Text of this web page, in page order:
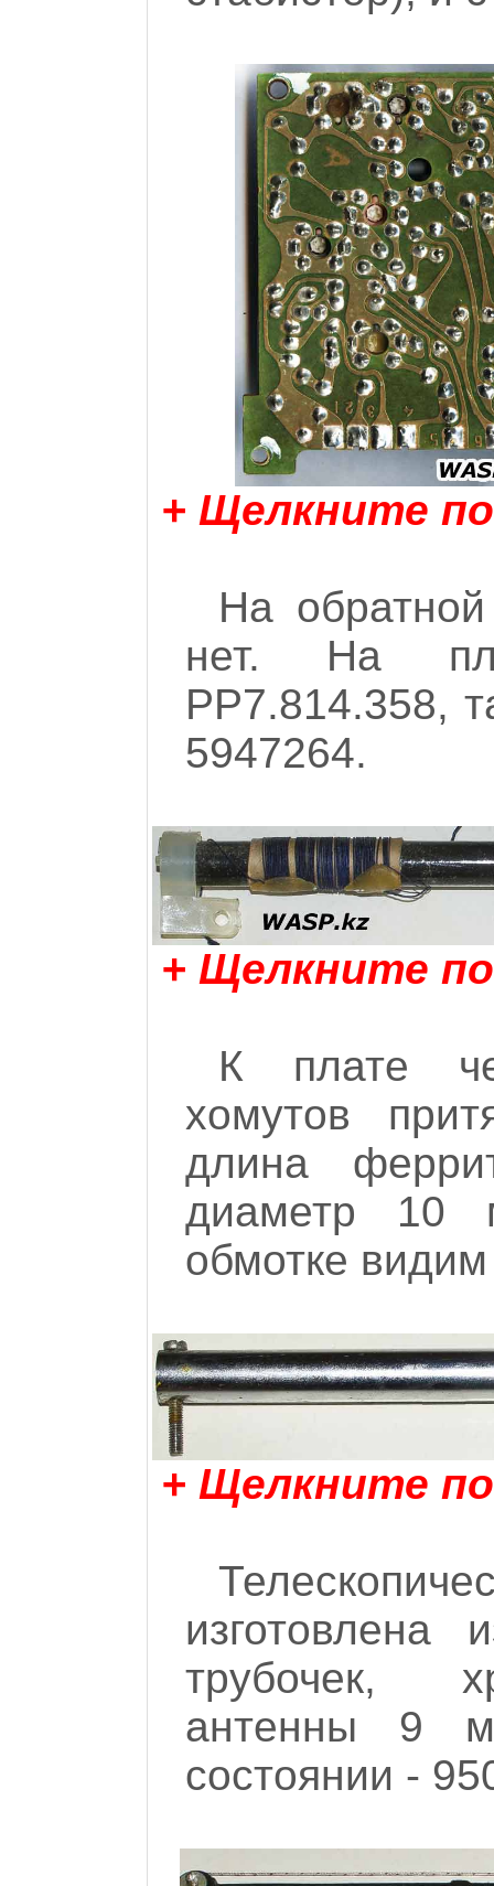
+ Щелкните
На
нет. На
РР7.814.358,
5947264.
+ Щелкните
К плате
хомутов
длина
диаметр 10
обмотке
+ Щелкните
изготовлена
трубочек,
антенны 9
состоянии -